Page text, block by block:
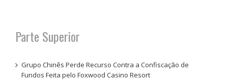
Parte Superior
Grupo Chinês Perde Recurso Contra a Confiscação de
Fundos Feita pelo Foxwood Casino Resort